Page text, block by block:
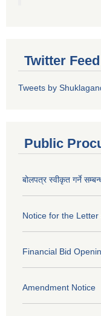
Twitter
Tweets by
Public
बोलपत्र स्वीकृत गर्ने
Notice for the Letter
Financial Bid
Amendment Notice